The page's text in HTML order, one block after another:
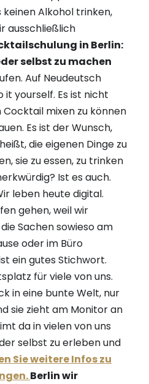
keinen Alkohol trinken,
ausschließlich
in Berlin:
selbst zu machen
Auf Neudeutsch
it yourself. Es ist nicht
mixen zu können
Es ist der Wunsch,
die eigenen Dinge zu
sie zu essen, zu trinken
Ist es auch.
leben heute digital.
gehen, weil wir
Sachen sowieso am
oder im Büro
ein gutes Stichwort.
für viele von uns.
in eine bunte Welt, nur
sie zieht am Monitor an
da in vielen von uns
selbst zu erleben und
Sie weitere Infos zu
Berlin wir